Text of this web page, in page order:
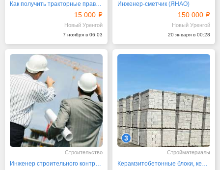
Как получить тракторные права Полное руководство
15 000
Новый Уренгой
7 ноября в 06:03
Инженер-сметчик (ЯНАО)
150 000
Новый Уренгой
20 января в 00:28
Строительство
Инженер строительного контроля
3
Стройматериалы
Керамзитобетонные блоки, керамзитоблок 390х190х188